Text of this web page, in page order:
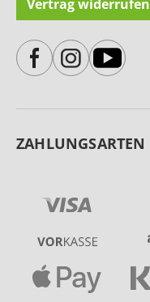
Vertrag widerrufen
ZAHLUNGSARTEN